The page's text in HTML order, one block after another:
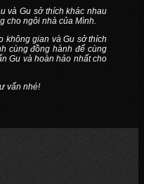
và Gu sở thích khác nhau
cho ngôi nhà của Mình.
không gian và Gu sở thích
cùng đồng hành để cùng
Gu và hoàn hảo nhất cho
vấn nhé!